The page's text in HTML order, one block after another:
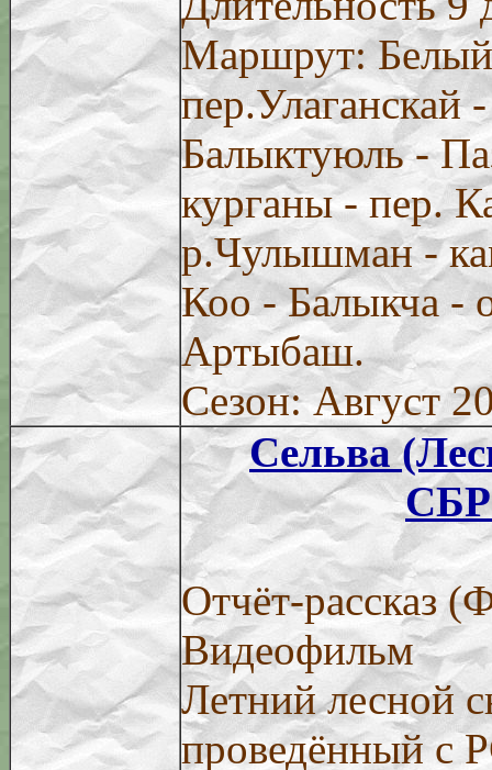
Маршрут:
пер.Улаганскай
Балыктуюль -
курганы - пер.
р.Чулышман -
Коо - Балыкча -
Артыбаш.
Сезон: Август
Сельва
Отчёт-рассказ
Видеофильм
Летний лесной
проведённый с